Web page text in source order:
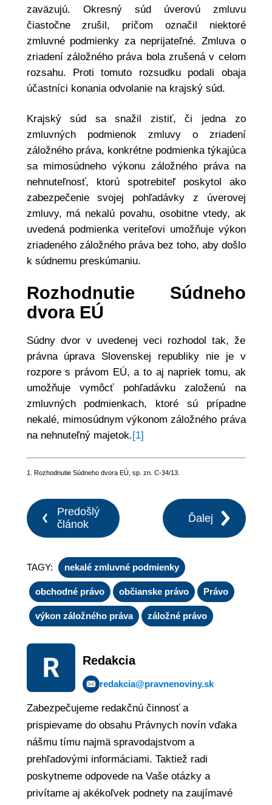
zaväzujú. Okresný súd úverovú zmluvu
čiastočne zrušil, pričom označil niektoré
zmluvné podmienky za neprijateľné. Zmluva o
zriadení záložného práva bola zrušená v celom
rozsahu. Proti tomuto rozsudku podali obaja
účastníci konania odvolanie na krajský súd.
Krajský súd sa snažil zistiť, či jedna zo
zmluvných podmienok zmluvy o zriadení
záložného práva, konkrétne podmienka týkajúca
sa mimosúdneho výkonu záložného práva na
nehnuteľnosť, ktorú spotrebiteľ poskytol ako
zabezpečenie svojej pohľadávky z úverovej
zmluvy, má nekalú povahu, osobitne vtedy, ak
uvedená podmienka veriteľovi umožňuje výkon
zriadeného záložného práva bez toho, aby došlo
k súdnemu preskúmaniu.
Rozhodnutie Súdneho
dvora EÚ
Súdny dvor v uvedenej veci rozhodol tak, že
právna úprava Slovenskej republiky nie je v
rozpore s právom EÚ, a to aj napriek tomu, ak
umožňuje vymôcť pohľadávku založenú na
zmluvných podmienkach, ktoré sú prípadne
nekalé, mimosúdnym výkonom záložného práva
na nehnuteľný majetok.[1]
1. Rozhodnutie Súdneho dvora EÚ, sp. zn. C-34/13.
Predošlý
článok
Ďalej
TAGY: nekalé zmluvné podmienky
obchodné právo občianske právo Právo
výkon záložného práva záložné právo
Redakcia
redakcia@pravnenoviny.sk
Zabezpečujeme redakčnú činnosť a
prispievame do obsahu Právnych novín vďaka
nášmu tímu najmä spravodajstvom a
prehľadovými informáciami. Taktiež radi
poskytneme odpovede na Vaše otázky a
privítame aj akékoľvek podnety na zaujímavé